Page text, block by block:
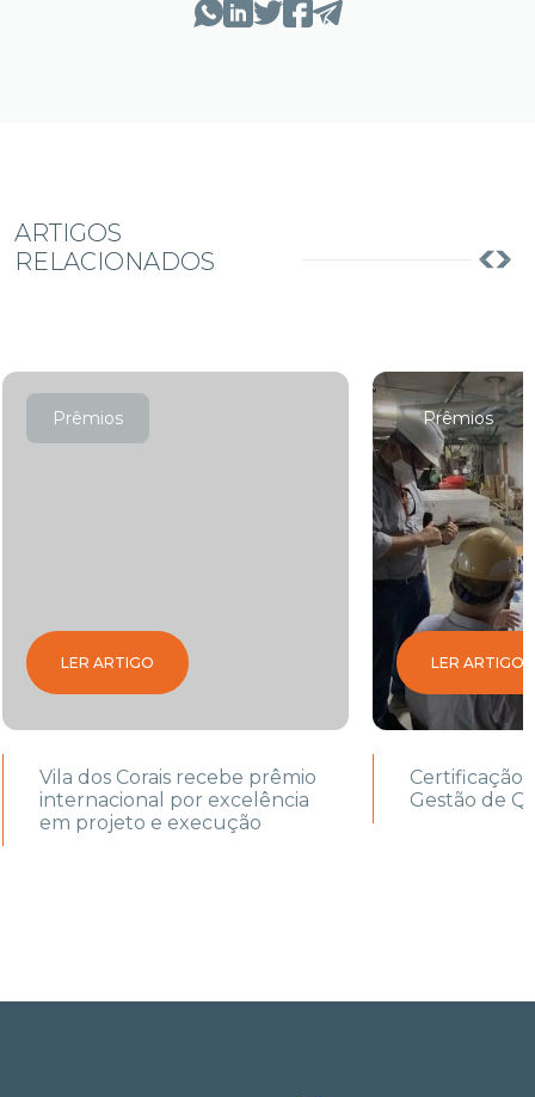
ARTIGOS
RELACIONADOS
Prêmios
LER ARTIGO
Vila dos Corais recebe prêmio
internacional por excelência
em projeto e execução
Prêmios
LER ARTIGO
Certificação
Gestão de